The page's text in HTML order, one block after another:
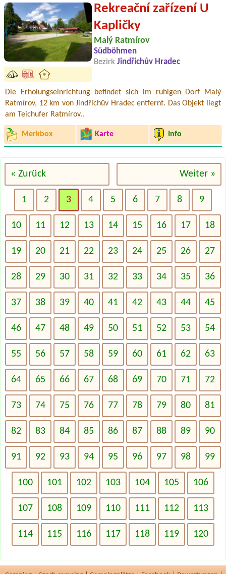
Rekreační zařízení U
Kapličky
Malý Ratmírov
Südböhmen
Bezirk Jindřichův Hradec
Die Erholungseinrichtung befindet sich im ruhigen Dorf Malý
Ratmírov, 12 km von Jindřichův Hradec entfernt. Das Objekt liegt
am Teichufer Ratmírov..
Merkbox Karte Info
« Zurück Weiter »
1 2 3 4 5 6 7 8 9
10 11 12 13 14 15 16 17 18
19 20 21 22 23 24 25 26 27
28 29 30 31 32 33 34 35 36
37 38 39 40 41 42 43 44 45
46 47 48 49 50 51 52 53 54
55 56 57 58 59 60 61 62 63
64 65 66 67 68 69 70 71 72
73 74 75 76 77 78 79 80 81
82 83 84 85 86 87 88 89 90
91 92 93 94 95 96 97 98 99
100 101 102 103 104 105 106
107 108 109 110 111 112 113
114 115 116 117 118 119 120